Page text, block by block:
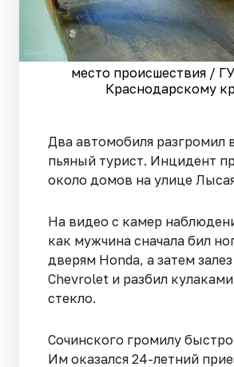
место происшествия /
Краснодарскому
Два автомобиля разгромил
пьяный турист. Инцидент
около домов на улице
На видео с камер
как мужчина сначала бил
дверям Honda, а затем
Chevrolet и разбил
стекло.
Сочинского громилу
Им оказался 24-летний